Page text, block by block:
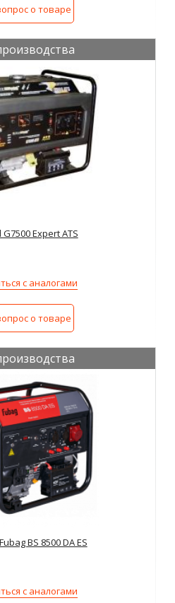
о товаре
Expert ATS
с аналогами
о товаре
BS 8500 DA ES
с аналогами